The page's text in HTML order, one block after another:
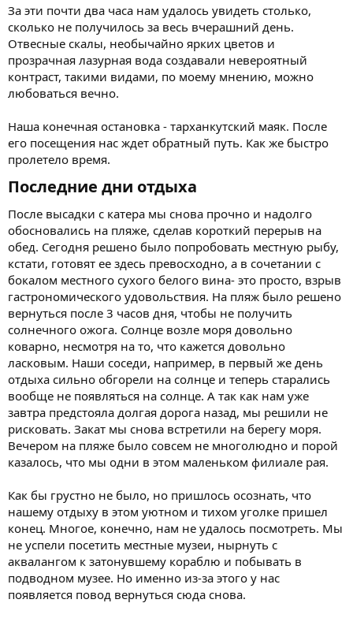
За эти почти два часа нам удалось увидеть столько,
сколько не получилось за весь вчерашний день.
Отвесные скалы, необычайно ярких цветов и
прозрачная лазурная вода создавали невероятный
контраст, такими видами, по моему мнению, можно
любоваться вечно.
Наша конечная остановка - тарханкутский маяк. После
его посещения нас ждет обратный путь. Как же быстро
пролетело время.
Последние дни отдыха​
После высадки с катера мы снова прочно и надолго
обосновались на пляже, сделав короткий перерыв на
обед. Сегодня решено было попробовать местную рыбу,
кстати, готовят ее здесь превосходно, а в сочетании с
бокалом местного сухого белого вина- это просто, взрыв
гастрономического удовольствия. На пляж было решено
вернуться после 3 часов дня, чтобы не получить
солнечного ожога. Солнце возле моря довольно
коварно, несмотря на то, что кажется довольно
ласковым. Наши соседи, например, в первый же день
отдыха сильно обгорели на солнце и теперь старались
вообще не появляться на солнце. А так как нам уже
завтра предстояла долгая дорога назад, мы решили не
рисковать. Закат мы снова встретили на берегу моря.
Вечером на пляже было совсем не многолюдно и порой
казалось, что мы одни в этом маленьком филиале рая.
Как бы грустно не было, но пришлось осознать, что
нашему отдыху в этом уютном и тихом уголке пришел
конец. Многое, конечно, нам не удалось посмотреть. Мы
не успели посетить местные музеи, нырнуть с
аквалангом к затонувшему кораблю и побывать в
подводном музее. Но именно из-за этого у нас
появляется повод вернуться сюда снова.